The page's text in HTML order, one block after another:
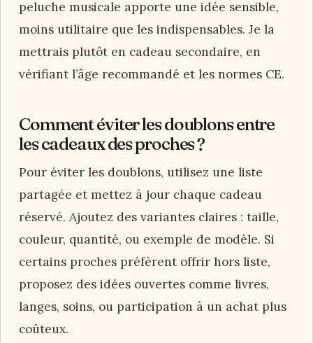
peluche musicale apporte une idée sensible,
moins utilitaire que les indispensables. Je la
mettrais plutôt en cadeau secondaire, en
vérifiant l’âge recommandé et les normes CE.
Comment éviter les doublons entre
les cadeaux des proches ?
Pour éviter les doublons, utilisez une liste
partagée et mettez à jour chaque cadeau
réservé. Ajoutez des variantes claires : taille,
couleur, quantité, ou exemple de modèle. Si
certains proches préfèrent offrir hors liste,
proposez des idées ouvertes comme livres,
langes, soins, ou participation à un achat plus
coûteux.